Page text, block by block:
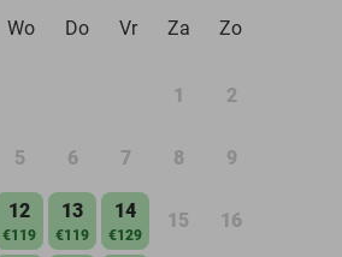
Wo Do Vr Za Zo
1 2
5 6 7 8 9
12
€119
13
€119
14
€129
15 16